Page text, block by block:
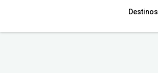
Destinos